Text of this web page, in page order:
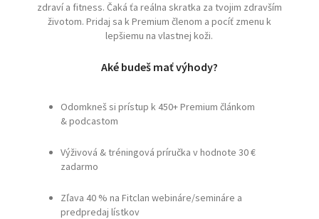
zdraví a fitness. Čaká ťa reálna skratka za tvojim zdravším
životom. Pridaj sa k Premium členom a pocíť zmenu k
lepšiemu na vlastnej koži.
Aké budeš mať výhody?
Odomkneš si prístup k 450+ Premium článkom
& podcastom
Výživová & tréningová príručka v hodnote 30 €
zadarmo
Zľava 40 % na Fitclan webináre/semináre a
predpredaj lístkov